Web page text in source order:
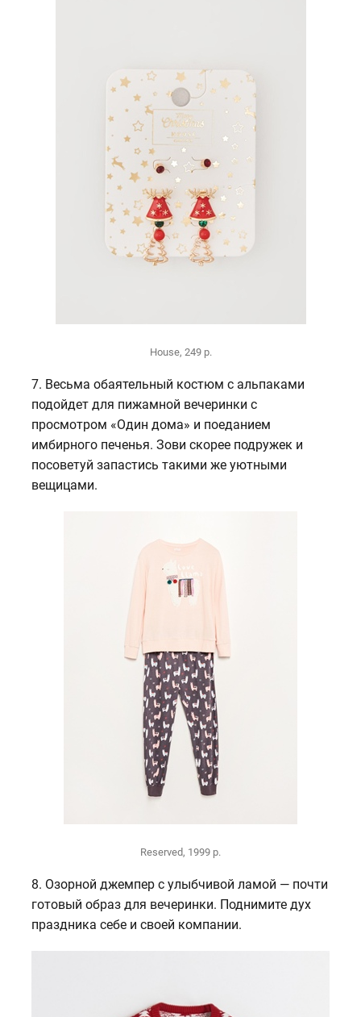
House, 249 р.
7. Весьма обаятельный костюм с альпаками
подойдет для пижамной вечеринки с
просмотром «Один дома» и поеданием
имбирного печенья. Зови скорее подружек и
посоветуй запастись такими же уютными
вещицами.
Reserved, 1999 р.
8. Озорной джемпер с улыбчивой ламой — почти
готовый образ для вечеринки. Поднимите дух
праздника себе и своей компании.